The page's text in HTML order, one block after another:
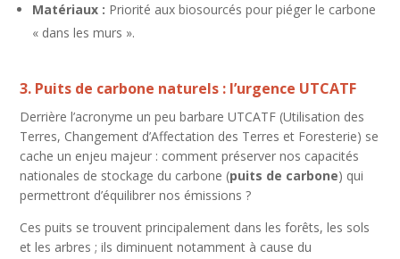
Matériaux : Priorité aux biosourcés pour piéger le carbone
« dans les murs ».
3. Puits de carbone naturels : l’urgence UTCATF
Derrière l’acronyme un peu barbare UTCATF (Utilisation des
Terres, Changement d’Affectation des Terres et Foresterie) se
cache un enjeu majeur : comment préserver nos capacités
nationales de stockage du carbone (puits de carbone) qui
permettront d’équilibrer nos émissions ?
Ces puits se trouvent principalement dans les forêts, les sols
et les arbres ; ils diminuent notamment à cause du